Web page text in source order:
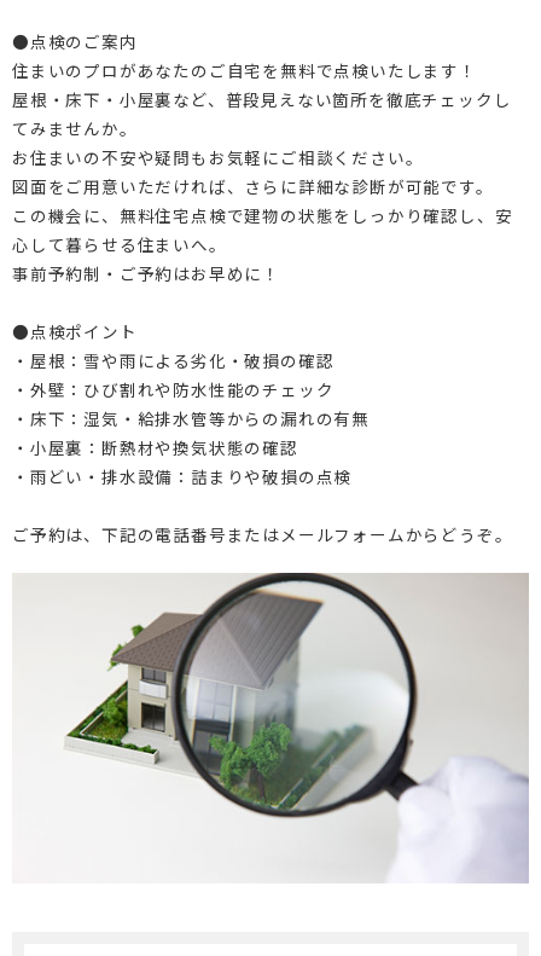
OKUリノベーション
古民家／町家
太陽光発電システム
エクステリアリフォーム
非住宅リノベーション
二世帯住宅リフォーム
バリアフリー
ご高齢者のためのリフォーム
お身体の不自由な方のリフォーム
リフォーム補助金
オフィスリフォーム
お見積り・お問合わせ
新着情報
採用情報
お問合わせ
●点検のご案内
住まいのプロがあなたのご自宅を無料で点検いたします！
屋根・床下・小屋裏など、普段見えない箇所を徹底チェックし
てみませんか。
お住まいの不安や疑問もお気軽にご相談ください。
図面をご用意いただければ、さらに詳細な診断が可能です。
この機会に、無料住宅点検で建物の状態をしっかり確認し、安
心して暮らせる住まいへ。
事前予約制・ご予約はお早めに！
●点検ポイント
・屋根：雪や雨による劣化・破損の確認
・外壁：ひび割れや防水性能のチェック
・床下：湿気・給排水管等からの漏れの有無
・小屋裏：断熱材や換気状態の確認
・雨どい・排水設備：詰まりや破損の点検
ご予約は、下記の電話番号またはメールフォームからどうぞ。